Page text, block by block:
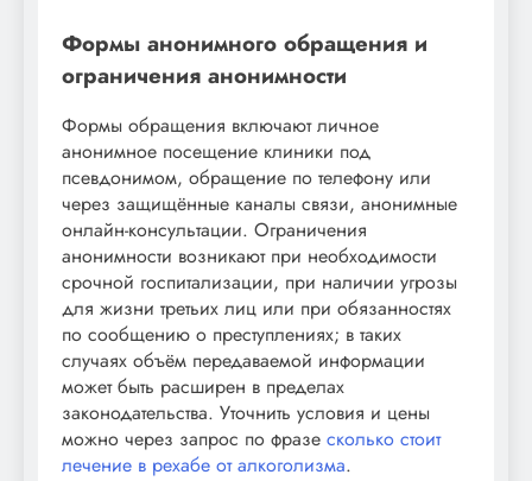
Формы анонимного обращения и
ограничения анонимности
Формы обращения включают личное
анонимное посещение клиники под
псевдонимом, обращение по телефону или
через защищённые каналы связи, анонимные
онлайн-консультации. Ограничения
анонимности возникают при необходимости
срочной госпитализации, при наличии угрозы
для жизни третьих лиц или при обязанностях
по сообщению о преступлениях; в таких
случаях объём передаваемой информации
может быть расширен в пределах
законодательства. Уточнить условия и цены
можно через запрос по фразе сколько стоит
лечение в рехабе от алкоголизма.